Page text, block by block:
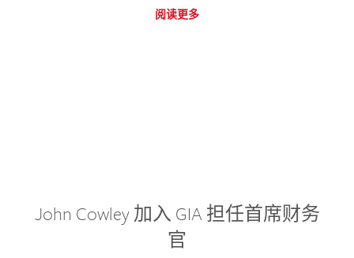
阅读更多
John Cowley 加入 GIA 担任首席财务
官